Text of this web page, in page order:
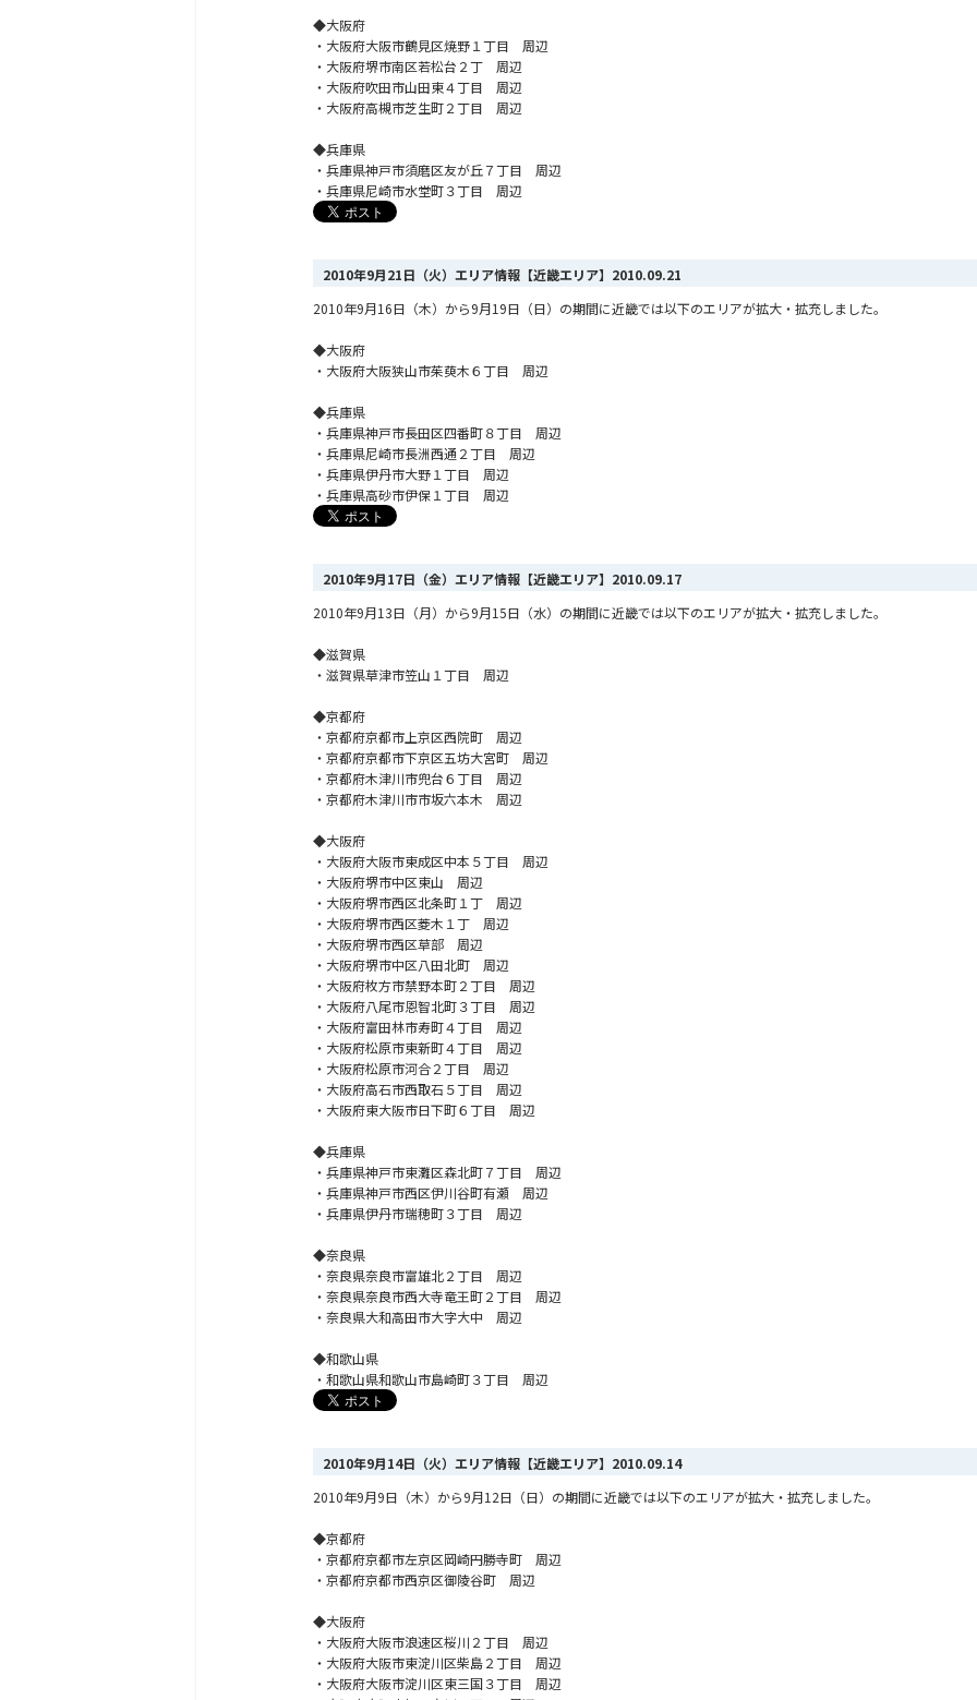
◆大阪府
・大阪府大阪市鶴見区焼野１丁目 周辺
・大阪府堺市南区若松台２丁 周辺
・大阪府吹田市山田東４丁目 周辺
・大阪府高槻市芝生町２丁目 周辺
◆兵庫県
・兵庫県神戸市須磨区友が丘７丁目 周辺
・兵庫県尼崎市水堂町３丁目 周辺
2010年9月21日（火）エリア情報【近畿エリア】 2010.09.21
2010年9月16日（木）から9月19日（日）の期間に近畿では以下のエリアが拡大・拡充しました。
◆大阪府
・大阪府大阪狭山市茱萸木６丁目 周辺
◆兵庫県
・兵庫県神戸市長田区四番町８丁目 周辺
・兵庫県尼崎市長洲西通２丁目 周辺
・兵庫県伊丹市大野１丁目 周辺
・兵庫県高砂市伊保１丁目 周辺
2010年9月17日（金）エリア情報【近畿エリア】 2010.09.17
2010年9月13日（月）から9月15日（水）の期間に近畿では以下のエリアが拡大・拡充しました。
◆滋賀県
・滋賀県草津市笠山１丁目 周辺
◆京都府
・京都府京都市上京区西院町 周辺
・京都府京都市下京区五坊大宮町 周辺
・京都府木津川市兜台６丁目 周辺
・京都府木津川市市坂六本木 周辺
◆大阪府
・大阪府大阪市東成区中本５丁目 周辺
・大阪府堺市中区東山 周辺
・大阪府堺市西区北条町１丁 周辺
・大阪府堺市西区菱木１丁 周辺
・大阪府堺市西区草部 周辺
・大阪府堺市中区八田北町 周辺
・大阪府枚方市禁野本町２丁目 周辺
・大阪府八尾市恩智北町３丁目 周辺
・大阪府富田林市寿町４丁目 周辺
・大阪府松原市東新町４丁目 周辺
・大阪府松原市河合２丁目 周辺
・大阪府高石市西取石５丁目 周辺
・大阪府東大阪市日下町６丁目 周辺
◆兵庫県
・兵庫県神戸市東灘区森北町７丁目 周辺
・兵庫県神戸市西区伊川谷町有瀬 周辺
・兵庫県伊丹市瑞穂町３丁目 周辺
◆奈良県
・奈良県奈良市富雄北２丁目 周辺
・奈良県奈良市西大寺竜王町２丁目 周辺
・奈良県大和高田市大字大中 周辺
◆和歌山県
・和歌山県和歌山市島崎町３丁目 周辺
2010年9月14日（火）エリア情報【近畿エリア】 2010.09.14
2010年9月9日（木）から9月12日（日）の期間に近畿では以下のエリアが拡大・拡充しました。
◆京都府
・京都府京都市左京区岡崎円勝寺町 周辺
・京都府京都市西京区御陵谷町 周辺
◆大阪府
・大阪府大阪市浪速区桜川２丁目 周辺
・大阪府大阪市東淀川区柴島２丁目 周辺
・大阪府大阪市淀川区東三国３丁目 周辺